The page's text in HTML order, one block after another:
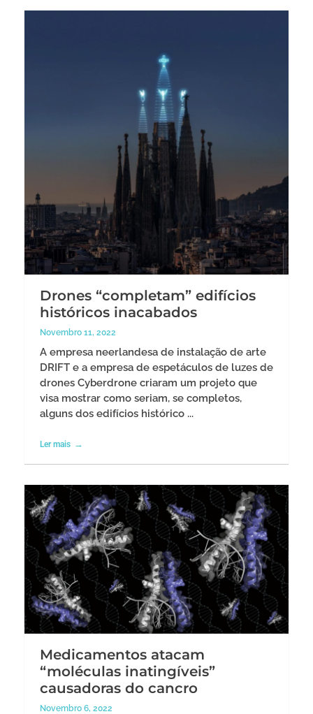
Drones “completam” edifícios
históricos inacabados
Novembro 11, 2022
A empresa neerlandesa de instalação de arte
DRIFT e a empresa de espetáculos de luzes de
drones Cyberdrone criaram um projeto que
visa mostrar como seriam, se completos,
alguns dos edifícios histórico ...
Ler mais
Medicamentos atacam
“moléculas inatingíveis”
causadoras do cancro
Novembro 6, 2022